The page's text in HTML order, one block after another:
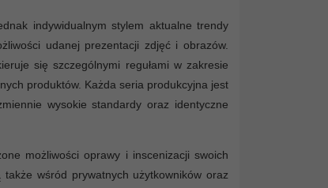
indywidualnym stylem aktualne trendy
udanej prezentacji zdjęć i obrazów.
się szczególnymi regułami w zakresie
produktów. Każda seria produkcyjna jest
wysokie standardy oraz identyczne
możliwości oprawy i inscenizacji swoich
wśród prywatnych użytkowników oraz